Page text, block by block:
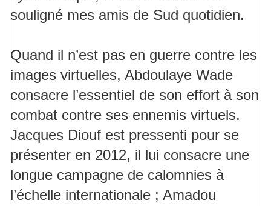
souligné mes amis de Sud quotidien.
Quand il n’est pas en guerre contre les
images virtuelles, Abdoulaye Wade
consacre l’essentiel de son effort à son
combat contre ses ennemis virtuels.
Jacques Diouf est pressenti pour se
présenter en 2012, il lui consacre une
longue campagne de calomnies à
l’échelle internationale ; Amadou